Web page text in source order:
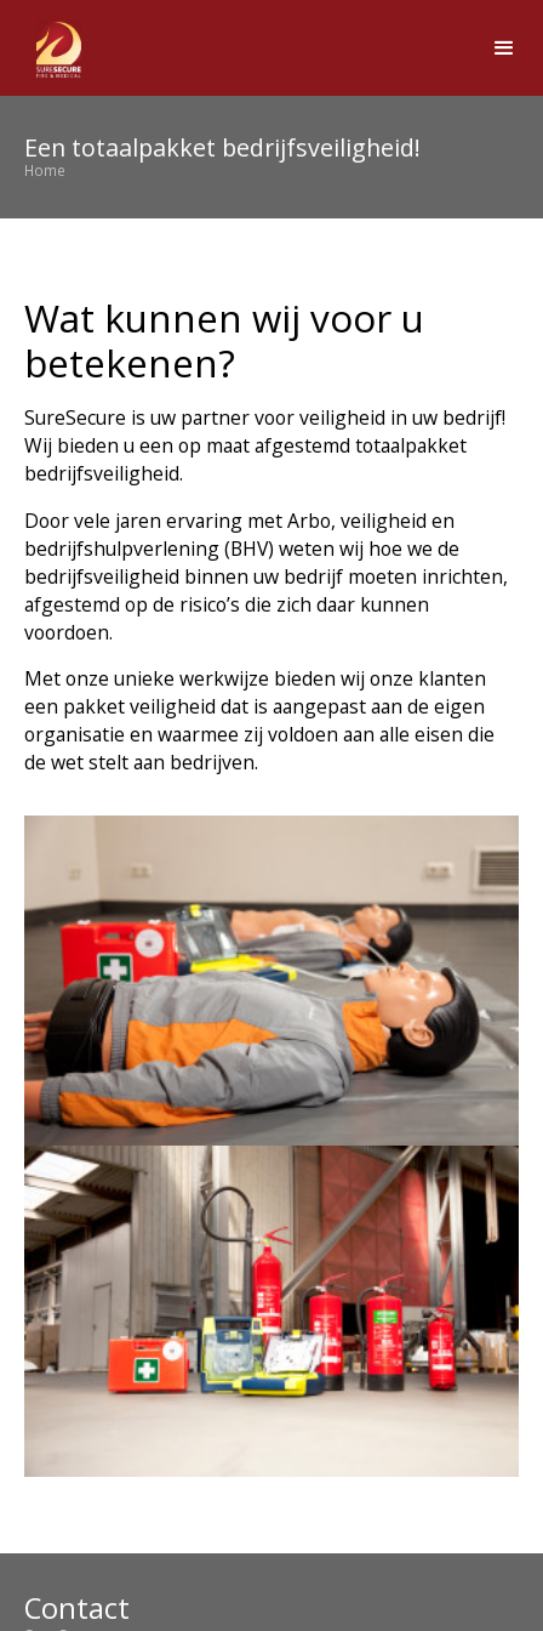
Een totaalpakket bedrijfsveiligheid!
Home
Wat kunnen wij voor u
betekenen?
SureSecure is uw partner voor veiligheid in uw bedrijf!
Wij bieden u een op maat afgestemd totaalpakket
bedrijfsveiligheid.
Door vele jaren ervaring met Arbo, veiligheid en
bedrijfshulpverlening (BHV) weten wij hoe we de
bedrijfsveiligheid binnen uw bedrijf moeten inrichten,
afgestemd op de risico’s die zich daar kunnen
voordoen.
Met onze unieke werkwijze bieden wij onze klanten
een pakket veiligheid dat is aangepast aan de eigen
organisatie en waarmee zij voldoen aan alle eisen die
de wet stelt aan bedrijven.
Contact